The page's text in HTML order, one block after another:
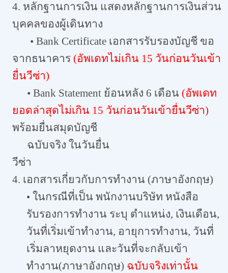
4. หลักฐานการเงิน แสดงหลักฐานการเงินส่วน
บุคคลของผู้เดินทาง
• Bank Certificate เอกสารรับรองบัญชี ขอ
จากธนาคาร (อัพเดทไม่เกิน 15 วันก่อนวันเข้า
ยื่นวีซ่า)
• Bank Statement ย้อนหลัง 6 เดือน (อัพเดท
ยอดล่าสุดไม่เกิน 15 วันก่อนวันเข้ายื่นวีซ่า)
พร้อมยื่นสมุดบัญชี
ฉบับจริง ในวันยื่น
วี
4. เอกสารเกี่ยวกับการทำงาน (ภาษาอังกฤษ)
• ในกรณีที่เป็น พนักงานบริษัท หนังสือ
รับรองการทำงาน ระบุ ตำแหน่ง, เงินเดือน,
วันที่เริ่มเข้าทำงาน, อายุการทำงาน, วันที่
เริ่มลาหยุดงาน และวันที่จะกลับเข้า
ทำงาน(ภาษาอังกฤษ) ฉบับจริงเท่านั้น